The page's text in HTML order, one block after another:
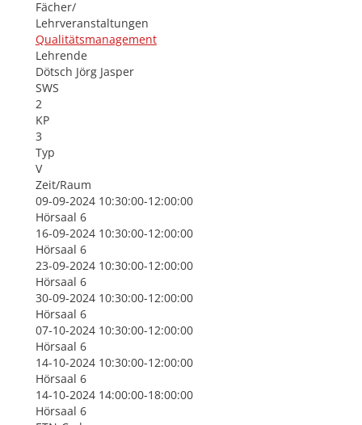
Fächer/
Lehrveranstaltungen
Qualitätsmanagement
Lehrende
Dötsch Jörg Jasper
SWS
2
KP
3
Typ
V
Zeit/Raum
09-09-2024 10:30:00-12:00:00
Hörsaal 6
16-09-2024 10:30:00-12:00:00
Hörsaal 6
23-09-2024 10:30:00-12:00:00
Hörsaal 6
30-09-2024 10:30:00-12:00:00
Hörsaal 6
07-10-2024 10:30:00-12:00:00
Hörsaal 6
14-10-2024 10:30:00-12:00:00
Hörsaal 6
14-10-2024 14:00:00-18:00:00
Hörsaal 6